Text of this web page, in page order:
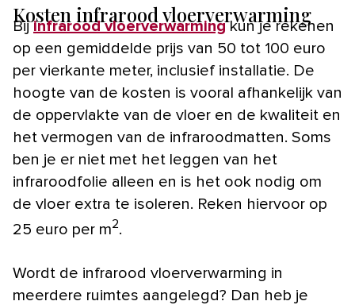
Kosten infrarood vloerverwarming
Bijinfrarood vloerverwarmingkun je rekenen
op een gemiddelde prijs van 50 tot 100 euro
per vierkante meter, inclusief installatie. De
hoogte van de kosten is vooral afhankelijk van
de oppervlakte van de vloer en de kwaliteit en
het vermogen van de infraroodmatten. Soms
ben je er niet met het leggen van het
infraroodfolie alleen en is het ook nodig om
de vloer extra te isoleren. Reken hiervoor op
25 euro per m2.
Wordt de infrarood vloerverwarming in
meerdere ruimtes aangelegd? Dan heb je